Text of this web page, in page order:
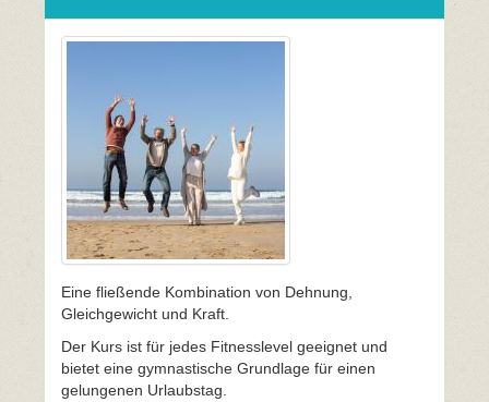
Eine fließende Kombination von Dehnung,
Gleichgewicht und Kraft.
Der Kurs ist für jedes Fitnesslevel geeignet und
bietet eine gymnastische Grundlage für einen
gelungenen Urlaubstag.